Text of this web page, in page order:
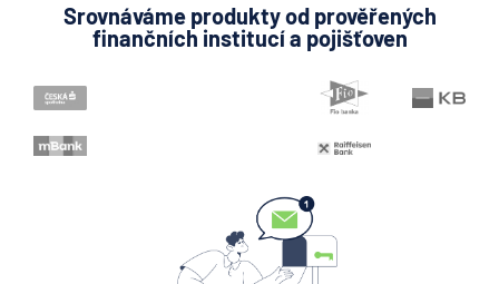
Srovnáváme produkty od prověřených
finančních institucí a pojišťoven